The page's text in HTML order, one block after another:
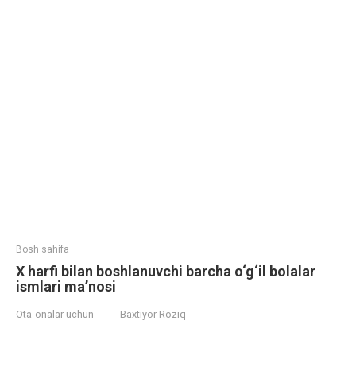
Bosh sahifa
X harfi bilan boshlanuvchi barcha o‘g‘il bolalar
ismlari ma’nosi
Ota-onalar uchun Baxtiyor Roziq